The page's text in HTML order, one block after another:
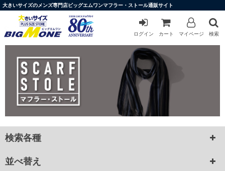
大きいサイズのメンズ専門店ビッグエムワンマフラー・ストール通販サイト
ログイン カート マイページ 検索
検索各種
並べ替え